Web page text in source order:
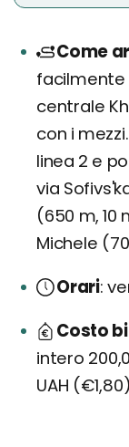
Come
facilmente
centrale
con i
linea 2 e
via
(650 m, 10
Michele
Orari
Costo
intero
UAH (€1,80)